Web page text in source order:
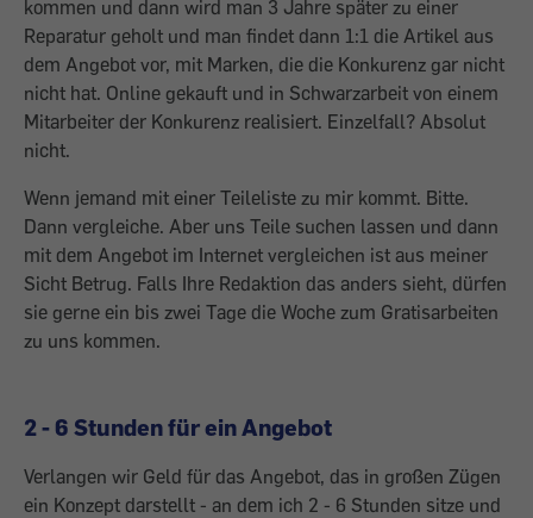
kommen und dann wird man 3 Jahre später zu einer
Reparatur geholt und man findet dann 1:1 die Artikel aus
dem Angebot vor, mit Marken, die die Konkurenz gar nicht
nicht hat. Online gekauft und in Schwarzarbeit von einem
Mitarbeiter der Konkurenz realisiert. Einzelfall? Absolut
nicht.
Wenn jemand mit einer Teileliste zu mir kommt. Bitte.
Dann vergleiche. Aber uns Teile suchen lassen und dann
mit dem Angebot im Internet vergleichen ist aus meiner
Sicht Betrug. Falls Ihre Redaktion das anders sieht, dürfen
sie gerne ein bis zwei Tage die Woche zum Gratisarbeiten
zu uns kommen.
2 - 6 Stunden für ein Angebot
Verlangen wir Geld für das Angebot, das in großen Zügen
ein Konzept darstellt - an dem ich 2 - 6 Stunden sitze und